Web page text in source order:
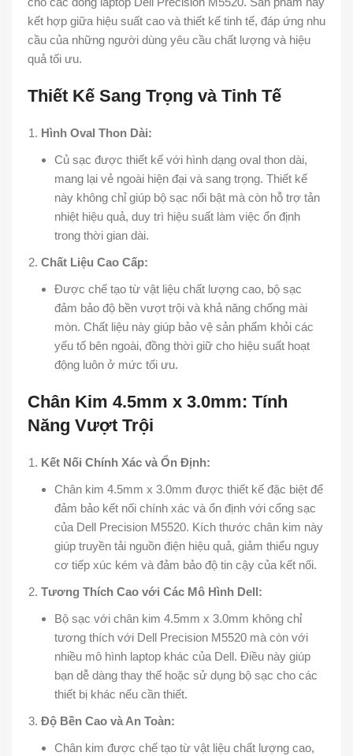
kết hợp giữa hiệu suất cao và thiết kế tinh tế, đáp ứng nhu
cầu của những người dùng yêu cầu chất lượng và hiệu
quả tối ưu.
Thiết Kế Sang Trọng và Tinh Tế
Hình Oval Thon Dài:
Củ sạc được thiết kế với hình dạng oval thon dài,
mang lại vẻ ngoài hiện đại và sang trọng. Thiết kế
này không chỉ giúp bộ sạc nổi bật mà còn hỗ trợ tản
nhiệt hiệu quả, duy trì hiệu suất làm việc ổn định
trong thời gian dài.
Chất Liệu Cao Cấp:
Được chế tạo từ vật liệu chất lượng cao, bộ sạc
đảm bảo độ bền vượt trội và khả năng chống mài
mòn. Chất liệu này giúp bảo vệ sản phẩm khỏi các
yếu tố bên ngoài, đồng thời giữ cho hiệu suất hoạt
động luôn ở mức tối ưu.
Chân Kim 4.5mm x 3.0mm: Tính
Năng Vượt Trội
Kết Nối Chính Xác và Ổn Định:
Chân kim 4.5mm x 3.0mm được thiết kế đặc biệt để
đảm bảo kết nối chính xác và ổn định với cổng sạc
của Dell Precision M5520. Kích thước chân kim này
giúp truyền tải nguồn điện hiệu quả, giảm thiểu nguy
cơ tiếp xúc kém và đảm bảo độ tin cậy của kết nối.
Tương Thích Cao với Các Mô Hình Dell:
Bộ sạc với chân kim 4.5mm x 3.0mm không chỉ
tương thích với Dell Precision M5520 mà còn với
nhiều mô hình laptop khác của Dell. Điều này giúp
bạn dễ dàng thay thế hoặc sử dụng bộ sạc cho các
thiết bị khác nếu cần thiết.
Độ Bền Cao và An Toàn:
Chân kim được chế tạo từ vật liệu chất lượng cao,